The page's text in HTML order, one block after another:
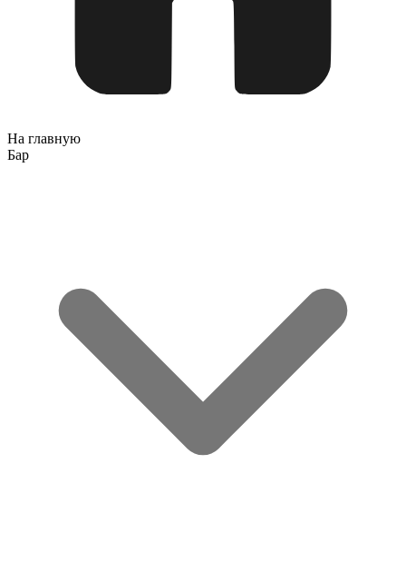
На главную
Бар